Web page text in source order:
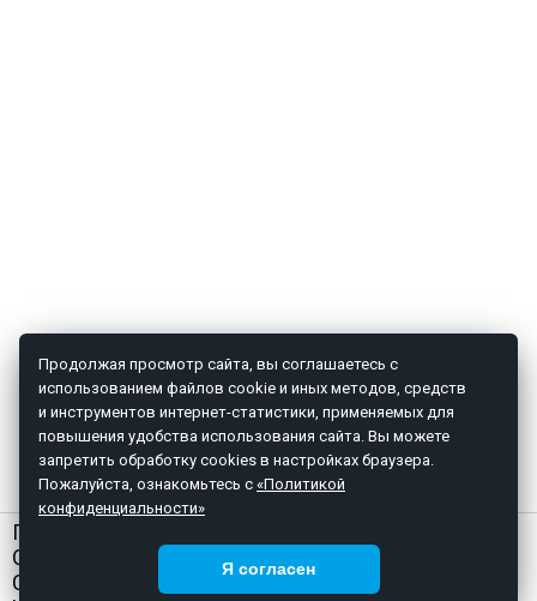
ГЛАВНАЯ
О НАС
СТАТЬИ
Продолжая просмотр сайта, вы соглашаетесь с
использованием файлов cookie и иных методов, средств
и инструментов интернет-статистики, применяемых для
повышения удобства использования сайта. Вы можете
запретить обработку cookies в настройках браузера.
Пожалуйста, ознакомьтесь с «Политикой
конфиденциальности»
Я согласен